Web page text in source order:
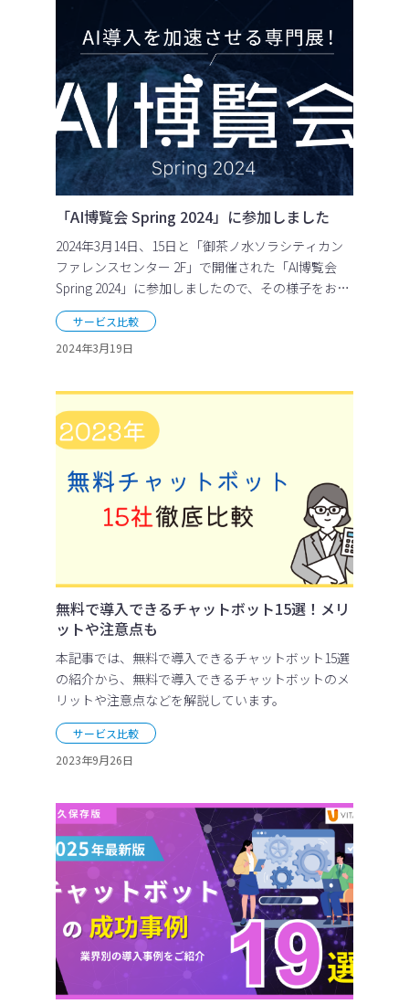
「AI博覧会 Spring 2024」に参加しました
2024年3月14日、15日と「御茶ノ水ソラシティカン
ファレンスセンター 2F」で開催された「AI博覧会
Spring 2024」に参加しましたので、その様子をお届
けします！
サービス比較
2024年3月19日
無料で導入できるチャットボット15選！メリ
ットや注意点も
本記事では、無料で導入できるチャットボット15選
の紹介から、無料で導入できるチャットボットのメ
リットや注意点などを解説しています。
サービス比較
2023年9月26日